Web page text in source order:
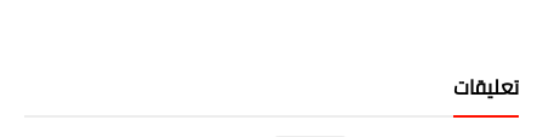
تعليقات